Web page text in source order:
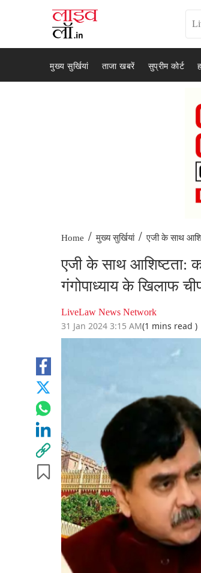
मुख्य सुर्खियां ताजा खबरें सुप्रीम कोर्ट
Home / मुख्य सुर्खियां / एजी के साथ
एजी के साथ आशिष्टता:
गंगोपाध्याय के खिलाफ
LiveLaw News Network
31 Jan 2024 3:15 AM(1 mins read )